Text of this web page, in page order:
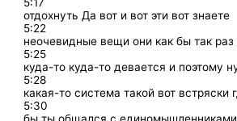
5:17
отдохнуть Да вот и вот эти вот знаете
5:22
неочевидные вещи они как бы так раз
5:25
куда-то куда-то девается и поэтому
5:28
какая-то система такой вот встряски
5:30